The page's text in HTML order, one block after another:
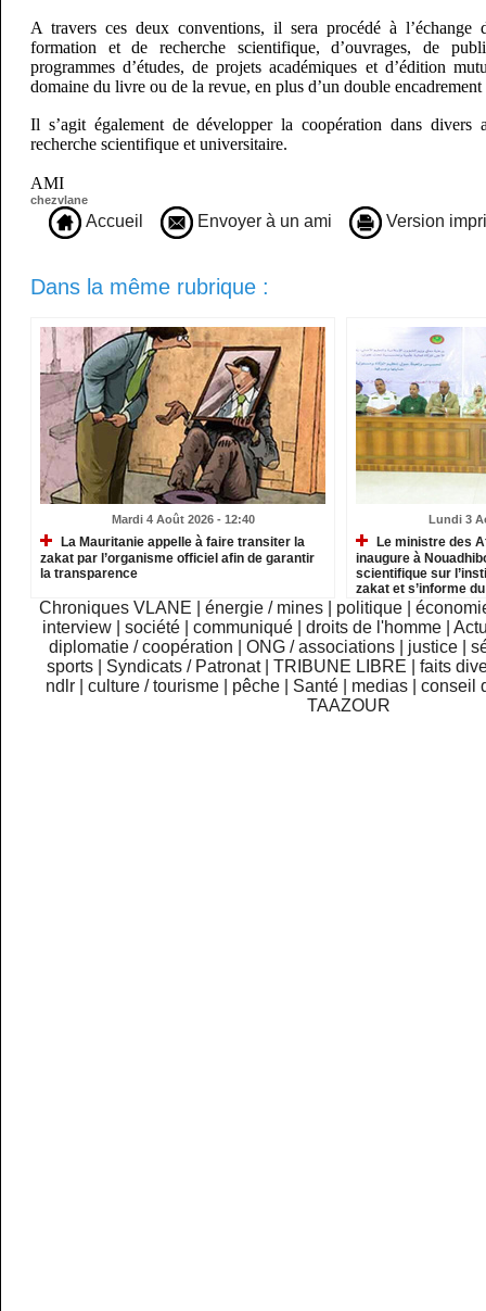
A travers ces deux conventions, il sera procédé à l’échange
formation et de recherche scientifique, d’ouvrages, de
programmes d’études, de projets académiques et d’édition
domaine du livre ou de la revue, en plus d’un double encadrement
Il s’agit également de développer la coopération dans divers
recherche scientifique et universitaire.
AMI
chezvlane
Accueil Envoyer à un ami Version
Dans la même rubrique :
Mardi 4 Août 2026 - 12:40
La Mauritanie appelle à faire transiter la
zakat par l’organisme officiel afin de garantir
la transparence
Lundi 3
Le ministre des
inaugure à
scientifique sur
zakat et s’informe
institutions relevant
Chroniques VLANE énergie / mines politique
interview
|société |communiqué |droits de l'homme |
diplomatie / coopération
ONG / associations justice
sports
Syndicats / Patronat TRIBUNE LIBRE
faits
ndlr
|culture / tourisme pêche Santé medias |conseil
TAAZOUR